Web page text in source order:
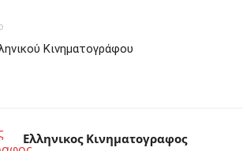
Κινηματογράφου
Ελληνικος Κινηματογραφος